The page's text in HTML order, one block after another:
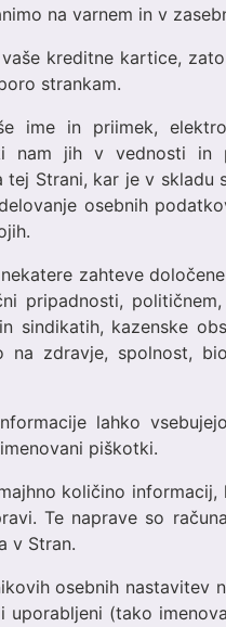
na varnem in v
kreditne kartice,
strankam.
ime in priimek,
nam jih v vednosti in
Strani, kar je v skladu
osebnih
zahteve
pripadnosti,
sindikatih, kazenske
zdravje, spolnost,
lahko
piškotki.
količino informacij,
Te naprave so
v Stran.
osebnih nastavitev
(tako